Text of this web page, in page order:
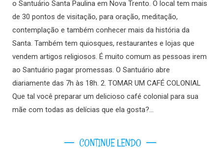
o Santuário Santa Paulina em Nova Trento. O local tem mais
de 30 pontos de visitação, para oração, meditação,
contemplação e também conhecer mais da história da
Santa. Também tem quiosques, restaurantes e lojas que
vendem artigos religiosos. É muito comum as pessoas irem
ao Santuário pagar promessas. O Santuário abre
diariamente das 7h às 18h. 2. TOMAR UM CAFÉ COLONIAL
Que tal você preparar um delicioso café colonial para sua
mãe com todas as delícias que ela gosta?…
CONTINUE LENDO